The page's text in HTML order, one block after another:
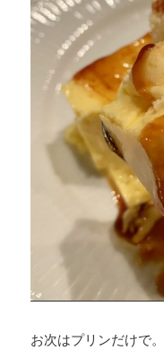
お次はプリンだけで